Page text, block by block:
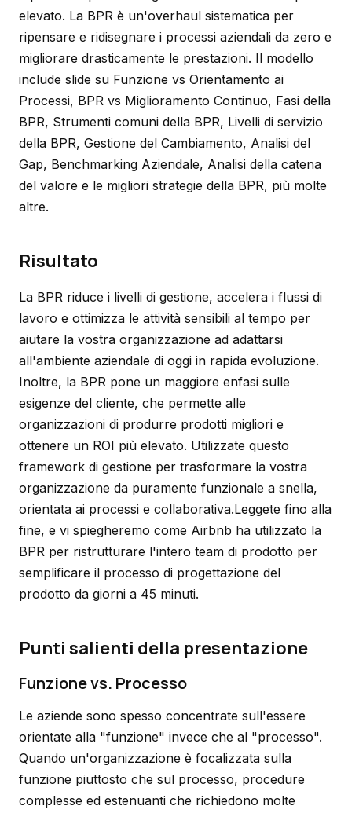
elevato. La BPR è un'overhaul sistematica per
ripensare e ridisegnare i processi aziendali da zero e
migliorare drasticamente le prestazioni. Il modello
include slide su Funzione vs Orientamento ai
Processi, BPR vs Miglioramento Continuo, Fasi della
BPR, Strumenti comuni della BPR, Livelli di servizio
della BPR, Gestione del Cambiamento, Analisi del
Gap, Benchmarking Aziendale, Analisi della catena
del valore e le migliori strategie della BPR, più molte
altre.
Risultato
La BPR riduce i livelli di gestione, accelera i flussi di
lavoro e ottimizza le attività sensibili al tempo per
aiutare la vostra organizzazione ad adattarsi
all'ambiente aziendale di oggi in rapida evoluzione.
Inoltre, la BPR pone un maggiore enfasi sulle
esigenze del cliente, che permette alle
organizzazioni di produrre prodotti migliori e
ottenere un ROI più elevato. Utilizzate questo
framework di gestione per trasformare la vostra
organizzazione da puramente funzionale a snella,
orientata ai processi e collaborativa.Leggete fino alla
fine, e vi spiegheremo come Airbnb ha utilizzato la
BPR per ristrutturare l'intero team di prodotto per
semplificare il processo di progettazione del
prodotto da giorni a 45 minuti.
Punti salienti della presentazione
Funzione vs. Processo
Le aziende sono spesso concentrate sull'essere
orientate alla "funzione" invece che al "processo".
Quando un'organizzazione è focalizzata sulla
funzione piuttosto che sul processo, procedure
complesse ed estenuanti che richiedono molte